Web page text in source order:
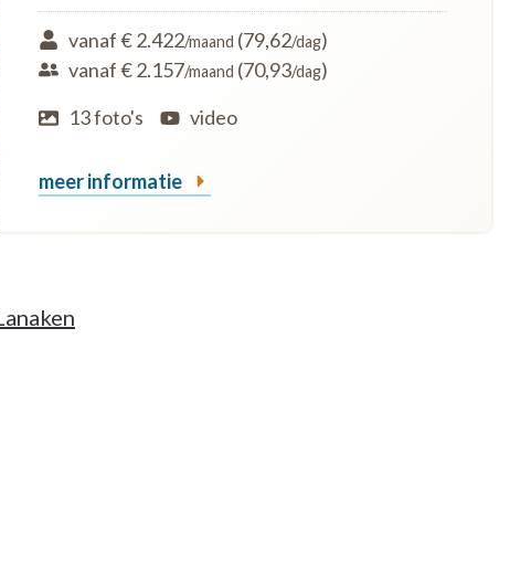
vanaf € 2.422/maand (79,62/dag)
vanaf € 2.157/maand (70,93/dag)
13 foto's
video
meer informatie